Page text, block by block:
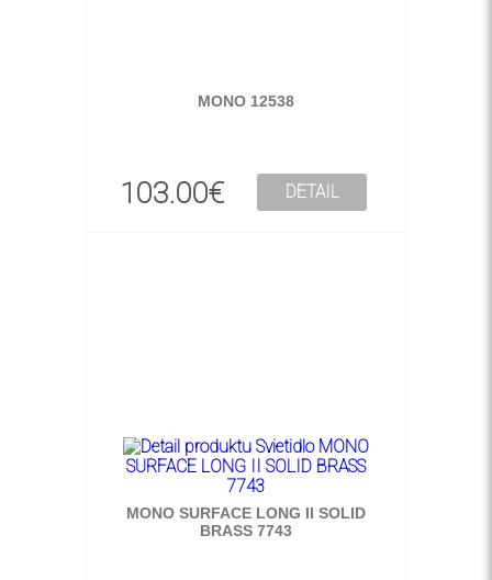
MONO 12538
103.00€ DETAIL
MONO SURFACE LONG II SOLID
BRASS 7743